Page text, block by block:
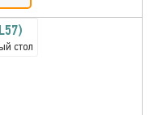
стол